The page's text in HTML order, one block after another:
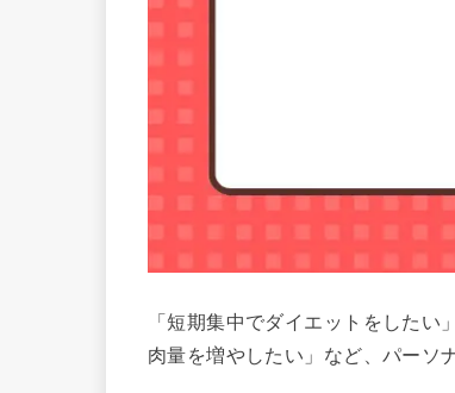
「短期集中でダイエットをした
肉量を増やしたい」など、パーソ